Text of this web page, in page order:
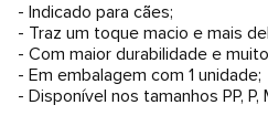
- Indicado para cães;
- Traz um toque macio e mais
- Com maior durabilidade e
- Em embalagem com 1 unidade;
- Disponível nos tamanhos PP, P,